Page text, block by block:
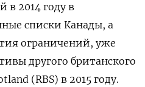
2014 году в
списки Канады, а
ограничений, уже
другого британского
(RBS) в 2015 году.